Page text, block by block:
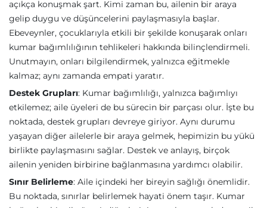
açıkça konuşmak şart. Kimi zaman bu, ailenin bir araya
gelip duygu ve düşüncelerini paylaşmasıyla başlar.
Ebeveynler, çocuklarıyla etkili bir şekilde konuşarak onları
kumar bağımlılığının tehlikeleri hakkında bilinçlendirmeli.
Unutmayın, onları bilgilendirmek, yalnızca eğitmekle
kalmaz; aynı zamanda empati yaratır.
Destek Grupları: Kumar bağımlılığı, yalnızca bağımlıyı
etkilemez; aile üyeleri de bu sürecin bir parçası olur. İşte bu
noktada, destek grupları devreye giriyor. Aynı durumu
yaşayan diğer ailelerle bir araya gelmek, hepimizin bu yükü
birlikte paylaşmasını sağlar. Destek ve anlayış, birçok
ailenin yeniden birbirine bağlanmasına yardımcı olabilir.
Sınır Belirleme: Aile içindeki her bireyin sağlığı önemlidir.
Bu noktada, sınırlar belirlemek hayati önem taşır. Kumar